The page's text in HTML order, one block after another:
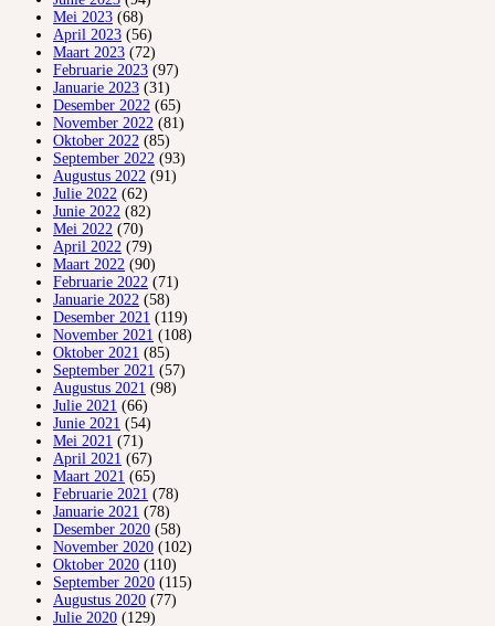
Mei 2023 (68)
April 2023 (56)
Maart 2023 (72)
Februarie 2023 (97)
Januarie 2023 (31)
Desember 2022 (65)
November 2022 (81)
Oktober 2022 (85)
September 2022 (93)
Augustus 2022 (91)
Julie 2022 (62)
Junie 2022 (82)
Mei 2022 (70)
April 2022 (79)
Maart 2022 (90)
Februarie 2022 (71)
Januarie 2022 (58)
Desember 2021 (119)
November 2021 (108)
Oktober 2021 (85)
September 2021 (57)
Augustus 2021 (98)
Julie 2021 (66)
Junie 2021 (54)
Mei 2021 (71)
April 2021 (67)
Maart 2021 (65)
Februarie 2021 (78)
Januarie 2021 (78)
Desember 2020 (58)
November 2020 (102)
Oktober 2020 (110)
September 2020 (115)
Augustus 2020 (77)
Julie 2020 (129)